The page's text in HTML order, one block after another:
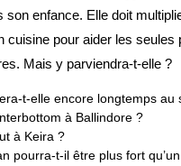
son enfance. Elle doit
cuisine pour aider les seules
Mais y parviendra-t-elle ?
t-elle encore longtemps au
à Ballindore ?
à Keira ?
pourra-t-il être plus fort